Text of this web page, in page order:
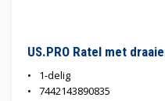
US.PRO Ratel met
1-delig
7442143890835